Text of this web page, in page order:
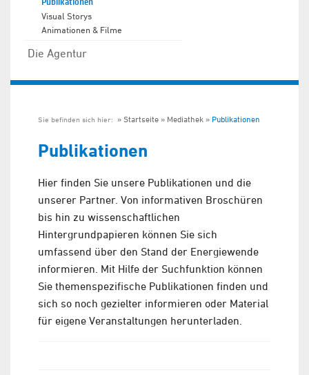
Publikationen
Visual Storys
Animationen & Filme
Die Agentur
Sie befinden sich hier: Startseite Mediathek Publikationen
Publikationen
Hier finden Sie unsere Publikationen und die
unserer Partner. Von informativen Broschüren
bis hin zu wissenschaftlichen
Hintergrundpapieren können Sie sich
umfassend über den Stand der Energiewende
informieren. Mit Hilfe der Suchfunktion können
Sie themenspezifische Publikationen finden und
sich so noch gezielter informieren oder Material
für eigene Veranstaltungen herunterladen.